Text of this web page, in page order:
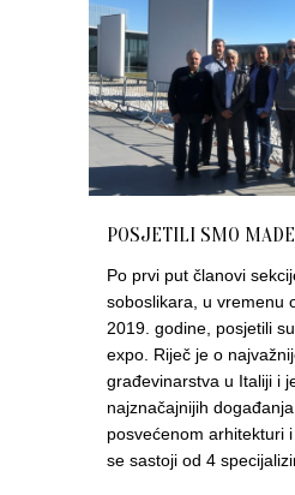
POSJETILI SMO
Po prvi put članovi
soboslikara, u vremenu
2019. godine, posjetili
expo. Riječ je o
građevinarstva u Italiji i
najznačajnijih
posvećenom arhitekturi
se sastoji od 4